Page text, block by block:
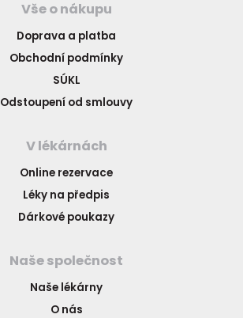
Vše o nákupu
Doprava a platba
Obchodní podmínky
SÚKL
Odstoupení od smlouvy
V lékárnách
Online rezervace
Léky na předpis
Dárkové poukazy
Naše společnost
Naše lékárny
O nás